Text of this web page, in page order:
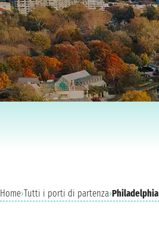
Home›Tutti i porti di partenza›Philadelphia